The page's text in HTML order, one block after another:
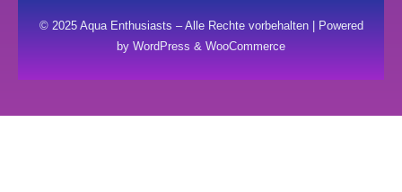
© 2025 Aqua Enthusiasts – Alle Rechte vorbehalten | Powered
by WordPress & WooCommerce